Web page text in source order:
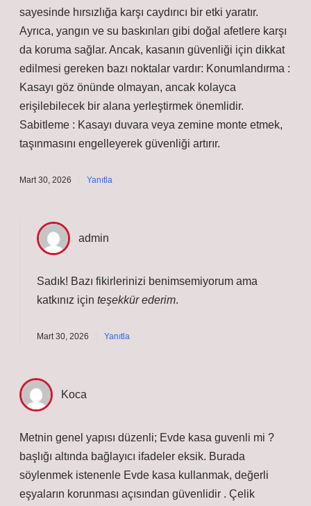
sayesinde hırsızlığa karşı caydırıcı bir etki yaratır.
Ayrıca, yangın ve su baskınları gibi doğal afetlere karşı
da koruma sağlar. Ancak, kasanın güvenliği için dikkat
edilmesi gereken bazı noktalar vardır: Konumlandırma :
Kasayı göz önünde olmayan, ancak kolayca
erişilebilecek bir alana yerleştirmek önemlidir.
Sabitleme : Kasayı duvara veya zemine monte etmek,
taşınmasını engelleyerek güvenliği artırır.
Mart 30, 2026 Yanıtla
admin
Sadık! Bazı fikirlerinizi benimsemiyorum ama
katkınız için teşekkür ederim.
Mart 30, 2026 Yanıtla
Koca
Metnin genel yapısı düzenli; Evde kasa guvenli mi ?
başlığı altında bağlayıcı ifadeler eksik. Burada
söylenmek istenenle Evde kasa kullanmak, değerli
eşyaların korunması açısından güvenlidir . Çelik